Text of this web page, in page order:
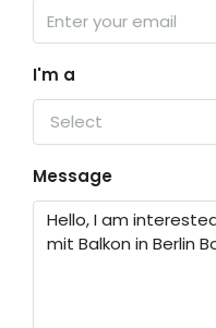
I'm a
Select
Message